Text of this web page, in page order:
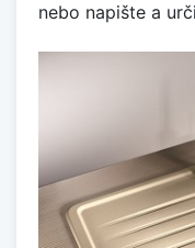
nebo napište a